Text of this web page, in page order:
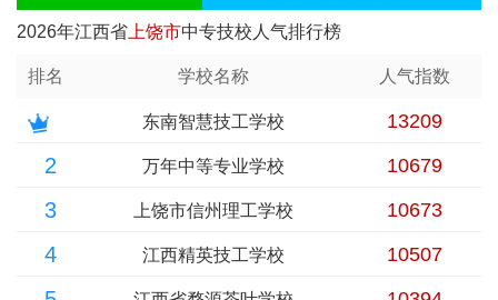
2026年江西省 上饶市中专技校人气排行榜
排名 学校名称 人气指数
东南智慧技工学校 13209
2 万年中等专业学校 10679
3 上饶市信州理工学校 10673
4 江西精英技工学校 10507